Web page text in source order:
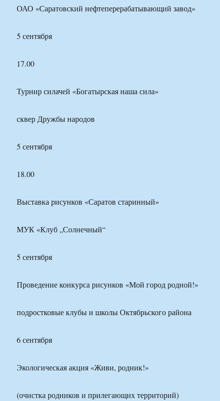
ОАО «Саратовский нефтеперерабатывающий завод»
5 сентября
17.00
Турнир силачей «Богатырская наша сила»
сквер Дружбы народов
5 сентября
18.00
Выставка рисунков «Саратов старинный»
МУК «Клуб „Солнечный“
5 сентября
Проведение конкурса рисунков «Мой город родной!»
подростковые клубы и школы Октябрьского района
6 сентября
Экологическая акция «Живи, родник!»
(очистка родников и прилегающих территорий)